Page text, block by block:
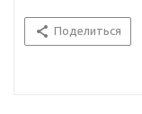
Поделиться